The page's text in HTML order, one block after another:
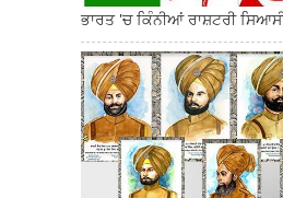
ਭਾਰਤ 'ਚ ਕਿੰਨੀਆਂ ਰਾਸ਼ਟਰੀ